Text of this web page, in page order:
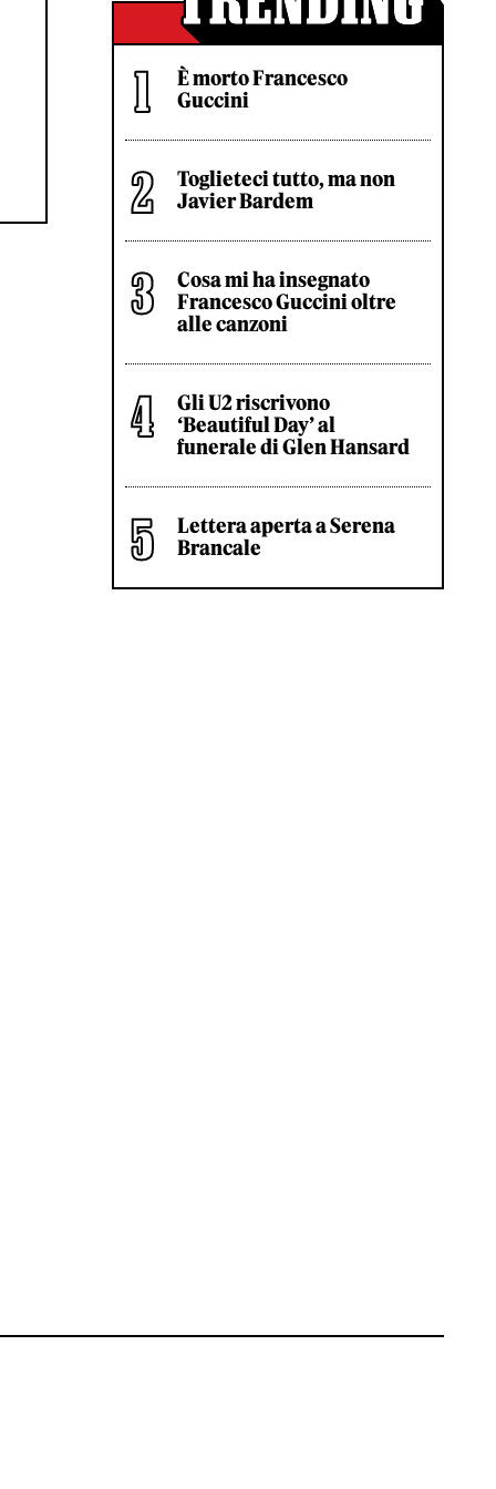
È morto Francesco
Guccini
Toglieteci tutto, ma non
Javier Bardem
Cosa mi ha insegnato
Francesco Guccini oltre
alle canzoni
Gli U2 riscrivono
‘Beautiful Day’ al
funerale di Glen Hansard
Lettera aperta a Serena
Brancale